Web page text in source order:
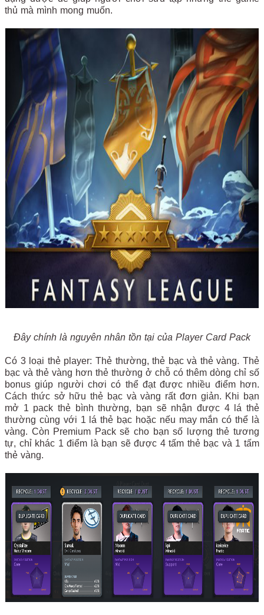
thủ mà mình mong muốn.
Đây chính là nguyên nhân tồn tại của Player Card Pack
Có 3 loại thẻ player: Thẻ thường, thẻ bạc và thẻ vàng. Thẻ
bạc và thẻ vàng hơn thẻ thường ở chỗ có thêm dòng chỉ số
bonus giúp người chơi có thể đạt được nhiều điểm hơn.
Cách thức sở hữu thẻ bạc và vàng rất đơn giản. Khi bạn
mở 1 pack thẻ bình thường, bạn sẽ nhận được 4 lá thẻ
thường cùng với 1 lá thẻ bạc hoặc nếu may mắn có thể là
vàng. Còn Premium Pack sẽ cho bạn số lượng thẻ tương
tự, chỉ khác 1 điểm là bạn sẽ được 4 tấm thẻ bạc và 1 tấm
thẻ vàng.